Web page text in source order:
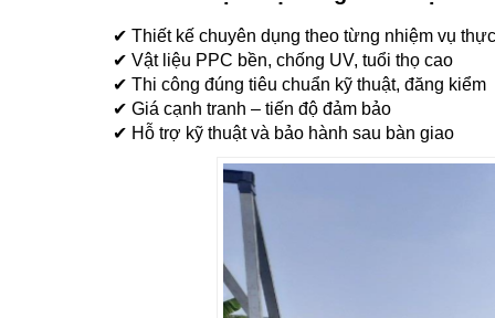
✔ Thiết kế chuyên dụng theo từng nhiệm vụ
✔ Vật liệu PPC bền, chống UV, tuổi thọ cao
✔ Thi công đúng tiêu chuẩn kỹ thuật, đăng kiểm
✔ Giá cạnh tranh – tiến độ đảm bảo
✔ Hỗ trợ kỹ thuật và bảo hành sau bàn giao